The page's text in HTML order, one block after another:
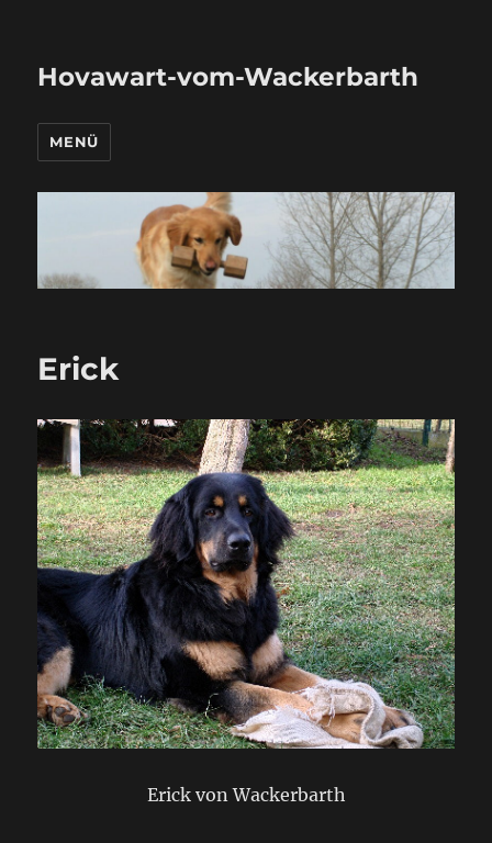
Hovawart-vom-Wackerbarth
MENÜ
Erick
Erick von Wackerbarth